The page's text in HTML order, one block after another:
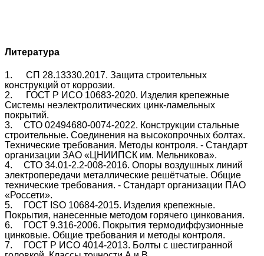
Литература
1.
СП 28.13330.2017. Защита строительных
конструкций от коррозии.
2.
ГОСТ Р ИСО 10683-2020. Изделия крепежные
Системы неэлектролитических цинк-ламельных
покрытий.
3.
СТО 02494680-0074-2022. Конструкции стальные
строительные. Соединения на высокопрочных болтах.
Технические требования. Методы контроля. - Стандарт
организации ЗАО «ЦНИИПСК им. Мельникова».
4.
СТО 34.01-2.2-008-2016. Опоры воздушных линий
электропередачи металлические решётчатые. Общие
технические требования. - Стандарт организации ПАО
«Россети».
5.
ГОСТ ISO 10684-2015. Изделия крепежные.
Покрытия, нанесенные методом горячего цинкования.
6.
ГОСТ 9.316-2006. Покрытия термодиффузионные
цинковые. Общие требования и методы контроля.
7.
ГОСТ Р ИСО 4014-2013. Болты с шестигранной